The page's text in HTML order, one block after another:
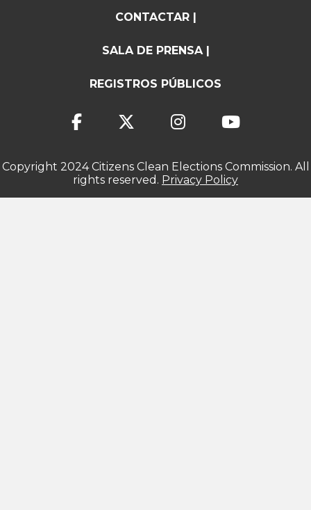
CONTACTAR |
SALA DE PRENSA |
REGISTROS PÚBLICOS
Copyright 2024 Citizens Clean Elections Commission. All
rights reserved. Privacy Policy